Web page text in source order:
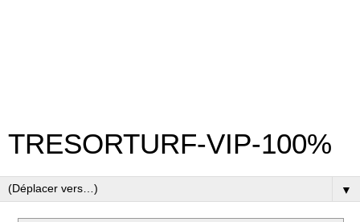
TRESORTURF-VIP-100%
▼